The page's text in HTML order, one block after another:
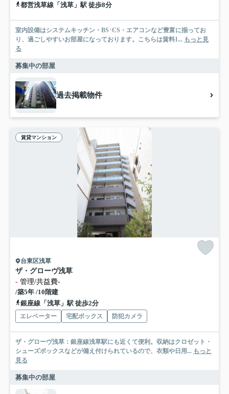
都営浅草線「浅草」駅 徒歩8分
室内設備はシステムキッチン・BS･CS・エアコンなど豊富に揃ってお
り、過ごしやすいお部屋になっております。こちらは賃料1... もっと見
る
募集中の部屋
過去掲載物件
賃貸マンション
台東区浅草
ザ・グローヴ浅草
- 管理/共益費-
/築5年 /10階建
銀座線「浅草」駅 徒歩2分
エレベーター 宅配ボックス 防犯カメラ
ザ・グローヴ浅草：銀座線浅草駅にも近くて便利。収納はクロゼット・
シューズボックスなどが備え付けられているので、衣類や日用... もっと
見る
募集中の部屋